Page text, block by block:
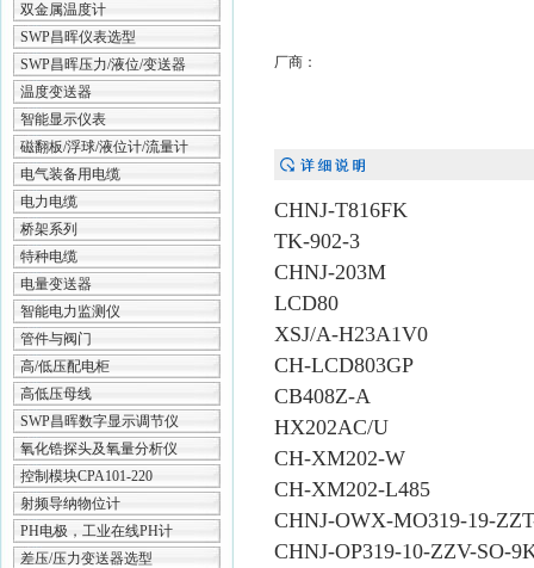
双金属温度计
SWP昌晖仪表选型
SWP昌晖压力/液位/变送器
温度变送器
智能显示仪表
磁翻板/浮球/液位计/流量计
电气装备用电缆
电力电缆
桥架系列
特种电缆
电量变送器
智能电力监测仪
管件与阀门
高/低压配电柜
高低压母线
SWP昌晖数字显示调节仪
氧化锆探头及氧量分析仪
控制模块CPA101-220
射频导纳物位计
PH电极，工业在线PH计
差压/压力变送器选型
厂商：
CHNJ-T816FK
TK-902-3
CHNJ-203M
LCD80
XSJ/A-H23A1V0
CH-LCD803GP
CB408Z-A
HX202AC/U
CH-XM202-W
CH-XM202-L485
CHNJ-OWX-MO319-19-
CHNJ-OP319-10-ZZV-SO-